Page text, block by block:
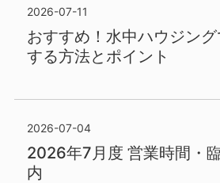
2026-07-11
おすすめ！水中ハウジン
する方法とポイント
2026-07-04
2026年7月度 営業時間・
内